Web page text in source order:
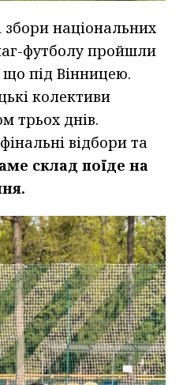
збори національних
футболу пройшли
під Вінницею.
колективи
трьох днів.
відбори та
склад поїде на